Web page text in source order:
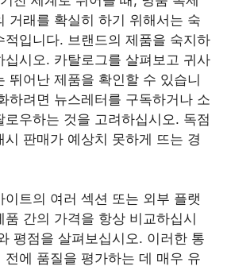
거래를 확실히 하기 위해서는 숙
적입니다. 브랜드의 제품을 숙지하
십시오. 카탈로그를 살펴보고 귀사
뛰어난 제품을 확인할 수 있습니
하려면 뉴스레터를 구독하거나 소
로우하는 것을 고려하십시오. 독점
시 판매가 예상치 못하게 뜨는 경
이트의 여러 섹션 또는 외부 플랫
품 간의 가격을 항상 비교하십시
평점을 살펴보십시오. 이러한 통
전에 품질을 평가하는 데 매우 유